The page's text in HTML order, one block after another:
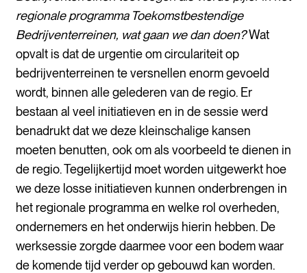
regionale programma Toekomstbestendige
Bedrijventerreinen, wat gaan we dan doen?Wat
opvalt is dat de urgentie om circulariteit op
bedrijventerreinen te versnellen enorm gevoeld
wordt, binnen alle gelederen van de regio. Er
bestaan al veel initiatieven en in de sessie werd
benadrukt dat we deze kleinschalige kansen
moeten benutten, ook om als voorbeeld te dienen in
de regio. Tegelijkertijd moet worden uitgewerkt hoe
we deze losse initiatieven kunnen onderbrengen in
het regionale programma en welke rol overheden,
ondernemers en het onderwijs hierin hebben. De
werksessie zorgde daarmee voor een bodem waar
de komende tijd verder op gebouwd kan worden.